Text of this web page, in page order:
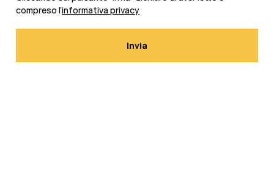
compreso l’informativa privacy